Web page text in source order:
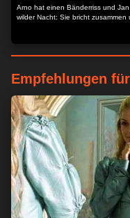
Arno hat einen Bänderriss und
wilder Nacht: Sie bricht zusammen
Empfehlungen